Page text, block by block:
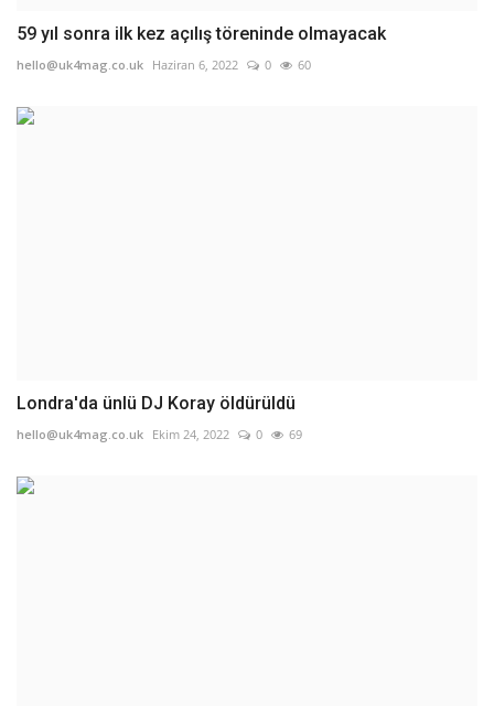
59 yıl sonra ilk kez açılış töreninde olmayacak
hello@uk4mag.co.uk Haziran 6, 2022 0 60
Londra'da ünlü DJ Koray öldürüldü
hello@uk4mag.co.uk Ekim 24, 2022 0 69